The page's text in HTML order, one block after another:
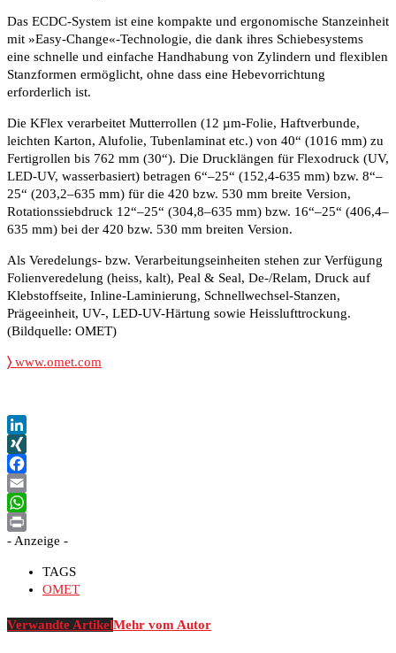
Das ECDC-System ist eine kompakte und ergonomische Stanzeinheit
mit »Easy-Change«-Technologie, die dank ihres Schiebesystems
eine schnelle und einfache Handhabung von Zylindern und flexiblen
Stanzformen ermöglicht, ohne dass eine Hebevorrichtung
erforderlich ist.
Die KFlex verarbeitet Mutterrollen (12 µm-Folie, Haftverbunde,
leichten Karton, Alufolie, Tubenlaminat etc.) von 40“ (1016 mm) zu
Fertigrollen bis 762 mm (30“). Die Drucklängen für Flexodruck (UV,
LED-UV, wasserbasiert) betragen 6“–25“ (152,4-635 mm) bzw. 8“–
25“ (203,2–635 mm) für die 420 bzw. 530 mm breite Version,
Rotationssiebdruck 12“–25“ (304,8–635 mm) bzw. 16“–25“ (406,4–
635 mm) bei der 420 bzw. 530 mm breiten Version.
Als Veredelungs- bzw. Verarbeitungseinheiten stehen zur Verfügung
Folienveredelung (heiss, kalt), Peal & Seal, De-/Relam, Druck auf
Klebstoffseite, Inline-Laminierung, Schnellwechsel-Stanzen,
Prägeeinheit, UV-, LED-UV-Härtung sowie Heisslufttrockung.
(Bildquelle: OMET)
〉 www.omet.com
LinkedIn
XING
Facebook
Email
WhatsApp
Print
- Anzeige -
TAGS
OMET
Verwandte ArtikelMehr vom Autor